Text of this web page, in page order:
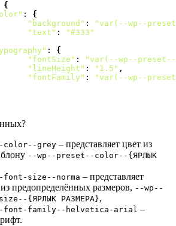
{
: {
"background" :
"var(--wp--
"text" :
"#333"
: {
"fontSize" :
"var(--wp--
"lineHeight" : "1.5" ,
"fontFamily" :
"var(--wp--
color--grey – представляет цвет из
--wp--preset--color--{ЯРЛЫК
size--norma – представляет
предопределённых размеров, --wp--
{ЯРЛЫК РАЗМЕРА},
font-family--helvetica-arial –